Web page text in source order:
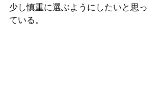
少し慎重に選ぶようにしたいと思っ
ている。